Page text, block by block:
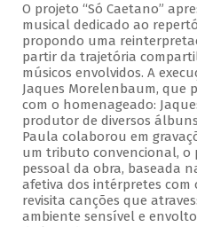
O projeto “Só Caetano”
musical dedicado ao
propondo uma
partir da trajetória
músicos envolvidos. A
Jaques Morelenbaum, que
com o homenageado:
produtor de diversos
Paula colaborou em
um tributo convencional,
pessoal da obra, baseada
afetiva dos intérpretes com
revisita canções que
ambiente sensível e